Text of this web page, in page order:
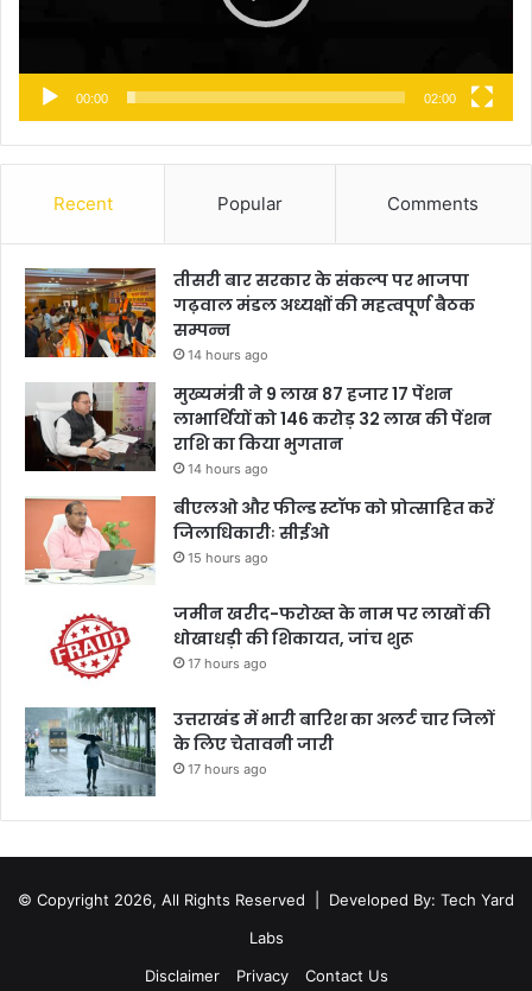
00:00 02:00
Recent Popular Comments
तीसरी बार सरकार के संकल्प पर भाजपा
गढ़वाल मंडल अध्यक्षों की महत्वपूर्ण बैठक
सम्पन्न
14 hours ago
मुख्यमंत्री ने 9 लाख 87 हजार 17 पेंशन
लाभार्थियों को 146 करोड़ 32 लाख की पेंशन
राशि का किया भुगतान
14 hours ago
बीएलओ और फील्ड स्टॉफ को प्रोत्साहित करें
जिलाधिकारीः सीईओ
15 hours ago
जमीन खरीद-फरोख्त के नाम पर लाखों की
धोखाधड़ी की शिकायत, जांच शुरू
17 hours ago
उत्तराखंड में भारी बारिश का अलर्ट चार जिलों
के लिए चेतावनी जारी
17 hours ago
© Copyright 2026, All Rights Reserved | Developed By: Tech Yard
Labs
Disclaimer
Privacy Contact Us